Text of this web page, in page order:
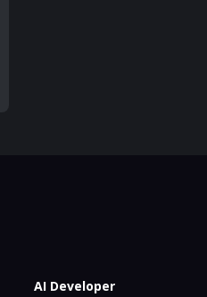
AI Developer